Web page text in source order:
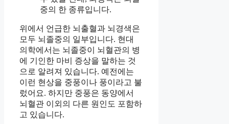
중의 한 종류입니다.
위에서 언급한 뇌출혈과 뇌경색은
모두 뇌졸중의 일부입니다. 현대
의학에서는 뇌졸중이 뇌혈관의 병
에 기인한 마비 증상을 말하는 것
으로 알려져 있습니다. 예전에는
이런 현상을 중풍이나 풍이라고 불
렀어요. 하지만 중풍은 동양에서
뇌혈관 이외의 다른 원인도 포함하
고 있습니다.